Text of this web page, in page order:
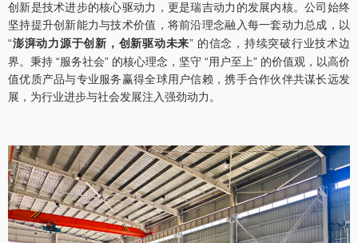
创新是技术进步的核心驱动力，更是瑞吉动力的发展内核。公司始终
坚持提升创新能力与技术价值，将前沿理念融入每一套动力总成，以
“澎湃动力源于创新，创新驱动未来” 的信念，持续突破行业技术边
界。秉持 “服务社会” 的核心理念，坚守 “用户至上” 的价值观，以高价
值优质产品与专业服务赢得全球用户信赖，携手合作伙伴共谋长远发
展，为行业进步与社会发展注入强劲动力。